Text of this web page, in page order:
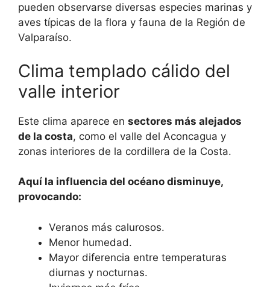
pueden observarse diversas especies marinas y
aves típicas de la flora y fauna de la Región de
Valparaíso.
Clima templado cálido del
valle interior
Este clima aparece en sectores más alejados
de la costa, como el valle del Aconcagua y
zonas interiores de la cordillera de la Costa.
Aquí la influencia del océano disminuye,
provocando:
Veranos más calurosos.
Menor humedad.
Mayor diferencia entre temperaturas
diurnas y nocturnas.